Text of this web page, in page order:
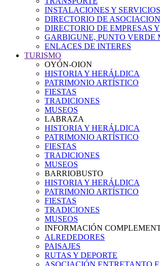
INSTALACIONES Y SERVICIOS
DIRECTORIO DE
DIRECTORIO DE EMPRESAS
GARBIGUNE, PUNTO VERDE
ENLACES DE INTERES
TURISMO
OYÓN-OION
HISTORIA Y HERÁLDICA
PATRIMONIO ARTÍSTICO
FIESTAS
TRADICIONES
MUSEOS
LABRAZA
HISTORIA Y HERÁLDICA
PATRIMONIO ARTÍSTICO
FIESTAS
TRADICIONES
MUSEOS
BARRIOBUSTO
HISTORIA Y HERÁLDICA
PATRIMONIO ARTÍSTICO
FIESTAS
TRADICIONES
MUSEOS
INFORMACIÓN
ALREDEDORES
PAISAJES
RUTAS Y DEPORTE
ASOCIACIÓN ENTRETANTO